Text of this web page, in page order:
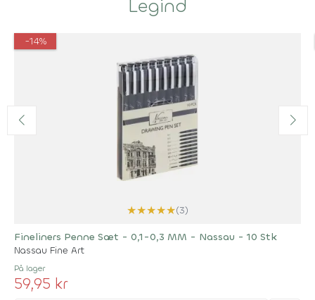
Legind
-14%
★★★★★(3)
Fineliners Penne Sæt - 0,1-0,3 MM - Nassau - 10 Stk
Nassau Fine Art
På lager
59,95 kr